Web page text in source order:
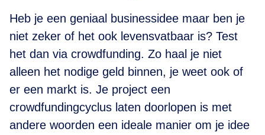
Heb je een geniaal businessidee maar ben je
niet zeker of het ook levensvatbaar is? Test
het dan via crowdfunding. Zo haal je niet
alleen het nodige geld binnen, je weet ook of
er een markt is. Je project een
crowdfundingcyclus laten doorlopen is met
andere woorden een ideale manier om je idee